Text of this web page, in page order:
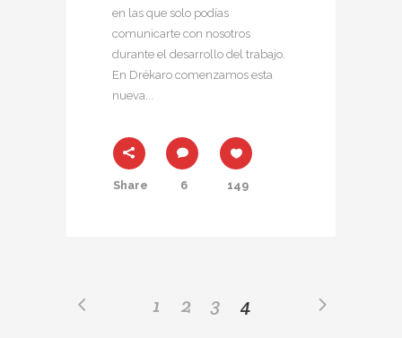
en las que solo podías
comunicarte con nosotros
durante el desarrollo del trabajo.
En Drékaro comenzamos esta
nueva...
Share 6 149
1 2 3 4